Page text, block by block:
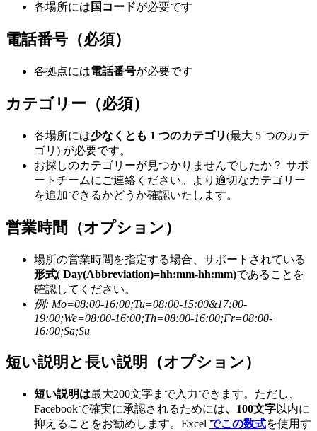
各場所には 国コードが必要です
電話番号（必須）
各拠点には電話番号が必要です
カテゴリー（必須）
各場所には少なくとも 1 つのカテゴリ(最大 5 つのカテ
ゴリ) が必要です。
お探しのカテゴリーが見つかりませんでしたか？ サポ
ートチームにご連絡ください。より適切なカテゴリー
を追加できるかどうか確認いたします。
営業時間（オプション）
場所の営業時間を指定する場合、サポートされている
形式( Day(Abbreviation)=hh:mm-hh:mm)であることを
確認してください。
例: Mo=08:00-16:00;Tu=08:00-15:00&17:00-
19:00;We=08:00-16:00;Th=08:00-16:00;Fr=08:00-
16:00;Sa;Su
短い説明と長い説明（オプション）
短い説明は最大200文字まで入力できます。ただし、
Facebookで確実に承認されるためには、100文字以内に
抑えることをお勧めします。Excel でこの数式を使用す